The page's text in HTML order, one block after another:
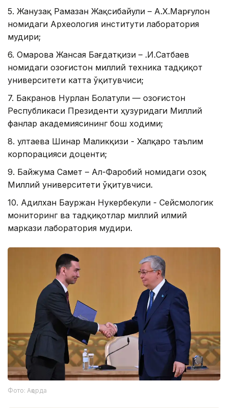
5. Жанузақ Рамазан Жақсибайули – A.X.Maрғулон
номидаги Археология институти лаборатория
мудири;
6. Омарова Жансая Бағдатқизи – Қ.И.Сатбаев
номидаги Қозоғистон миллий техника тадқиқот
университети катта ўқитувчиси;
7. Бакранов Нурлан Болатули — Қозоғистон
Республикаси Президенти ҳузуридаги Миллий
фанлар академиясининг бош ходими;
8. Қултаева Шинар Маликқизи - Халқаро таълим
корпорацияси доценти;
9. Байжума Самет – Ал-Фаробий номидаги Қозоқ
Миллий университети ўқитувчиси.
10. Адилхан Бауржан Нукербекули - Сейсмологик
мониторинг ва тадқиқотлар миллий илмий
маркази лаборатория мудири.
Фото: Ақорда